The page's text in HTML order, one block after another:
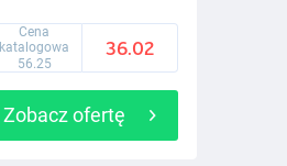
Cena
katalogowa
56.25
36.02
Zobacz ofertę